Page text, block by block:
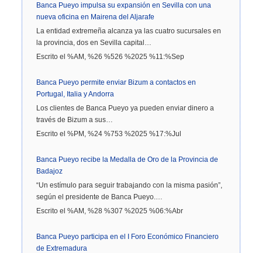
Banca Pueyo impulsa su expansión en Sevilla con una
nueva oficina en Mairena del Aljarafe
La entidad extremeña alcanza ya las cuatro sucursales en
la provincia, dos en Sevilla capital…
Escrito el %AM, %26 %526 %2025 %11:%Sep
Banca Pueyo permite enviar Bizum a contactos en
Portugal, Italia y Andorra
Los clientes de Banca Pueyo ya pueden enviar dinero a
través de Bizum a sus…
Escrito el %PM, %24 %753 %2025 %17:%Jul
Banca Pueyo recibe la Medalla de Oro de la Provincia de
Badajoz
“Un estímulo para seguir trabajando con la misma pasión”,
según el presidente de Banca Pueyo.…
Escrito el %AM, %28 %307 %2025 %06:%Abr
Banca Pueyo participa en el I Foro Económico Financiero
de Extremadura